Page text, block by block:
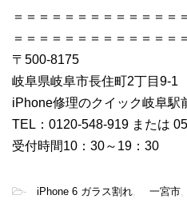
＝＝＝＝＝＝＝＝＝＝＝＝＝
＝＝＝＝＝＝＝＝＝＝＝＝＝
〒500-8175
岐阜県岐阜市長住町2丁目9-1
iPhone修理のクイック岐阜駅
TEL：0120-548-919 または
受付時間10：30～19：30
- iPhone 6 ガラス割れ 一宮市